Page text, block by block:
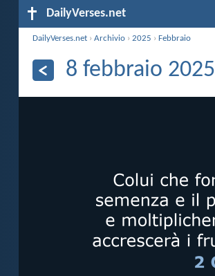
DailyVerses.net
DailyVerses.net ›Archivio ›2025 ›Febbraio
8 febbraio 2025